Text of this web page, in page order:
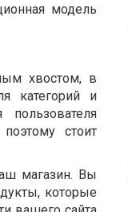
модель
хвостом, в
категорий и
стоит
магазин. Вы
которые